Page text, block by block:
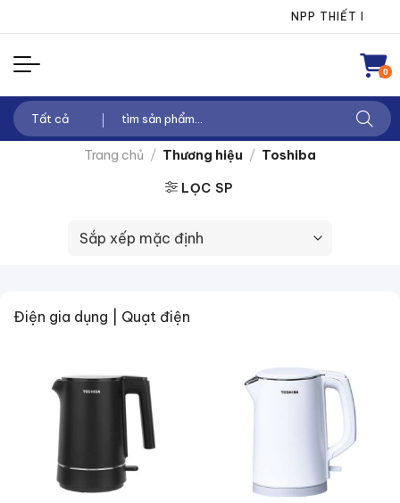
nội
dung
NPP THIẾT BỊ ĐIỆN
0
Tìm
kiếm:
Trang chủ / Thương hiệu / Toshiba
LỌC SP
Điện gia dụng | Quạt điện